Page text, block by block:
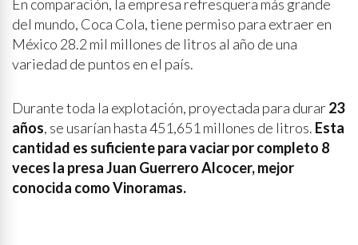
En comparación, la empresa refresquera más grande
del mundo, Coca Cola, tiene permiso para extraer en
México 28.2 mil millones de litros al año de una
variedad de puntos en el país.
Durante toda la explotación, proyectada para durar23
años, se usarían hasta 451,651 millones de litros. Esta
cantidad es suficiente para vaciar por completo 8
veces la presa Juan Guerrero Alcocer, mejor
conocida como Vinoramas.